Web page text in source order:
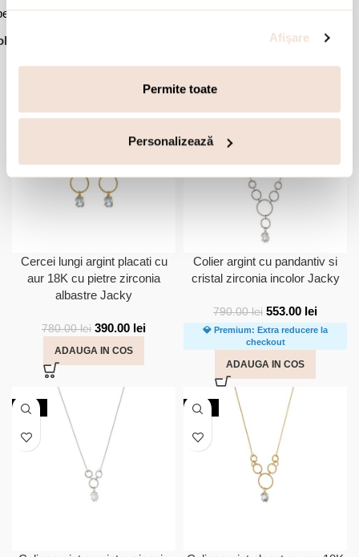
Afişare
Permite toate
Personalizează
-50%, Ofertele lunii
Cercei lungi argint placati cu
aur 18K cu pietre zirconia
albastre Jacky
780.00lei 390.00 lei
ADAUGA IN COS
Colier argint cu pandantiv si
cristal zirconia incolor Jacky
790.00lei 553.00 lei
💎 Premium: Extra reducere la
checkout
ADAUGA IN COS
-30% -50%